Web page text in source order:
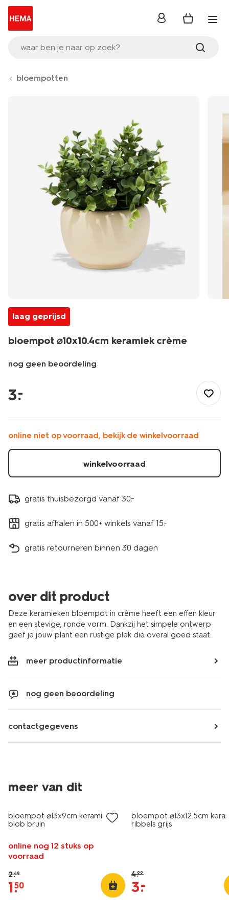
waar ben je naar op zoek?
inloggen
bloempotten
laag geprijsd
bloempot ⌀10x10.4cm keramiek crème
nog geen beoordeling
slapen/wonen/bloempot/bloempot-
%E2%8C%8010x10.4cm-
creme-
13325077.html
3.
–
online niet op voorraad, bekijk de winkelvoorraad
winkelvoorraad
gratis thuisbezorgd vanaf 30.-
gratis afhalen in 500+ winkels vanaf 15.-
gratis retourneren binnen 30 dagen
over dit product
Deze keramieken bloempot in crème heeft een effen kleur
en een stevige, ronde vorm. Dankzij het simpele ontwerp
geef je jouw plant een rustige plek die overal goed staat.
meer productinformatie
nog geen beoordeling
contactgegevens
meer van dit
korting
bloempot ⌀13x9cm keramiek
blob bruin
online nog 12 stuks op
voorraad
2.49
1.
50
bloempot ⌀13x12.5cm
ribbels grijs
4.99
3.
–